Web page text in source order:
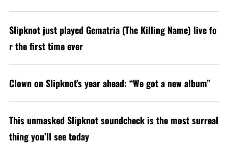
Slipknot just played Gematria (The Killing Name) live fo
r the first time ever
Clown on Slipknot’s year ahead: “We got a new album”
This unmasked Slipknot soundcheck is the most surreal
thing you’ll see today